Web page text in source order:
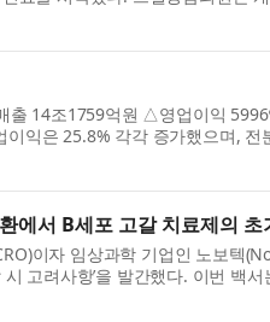
철학과 운영...
출 14조1759억원 △영업이익
익은 25.8% 각각 증가했으며,
CFO 차동석 사장은...
에서 B세포 고갈 치료제의 초
이자 임상과학 기업인 노보텍
고려사항’을 발간했다. 이번 백
, 임상적, 운...